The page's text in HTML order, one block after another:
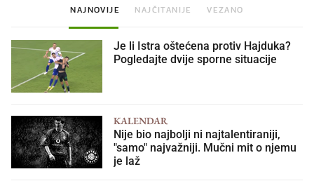
NAJNOVIJE NAJČITANIJE VEZANO
Je li Istra oštećena protiv Hajduka?
Pogledajte dvije sporne situacije
KALENDAR
Nije bio najbolji ni najtalentiraniji,
"samo" najvažniji. Mučni mit o njemu
je laž